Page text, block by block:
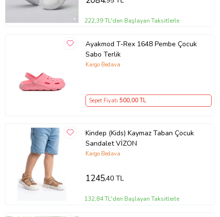
222,39 TL'den Başlayan Taksitlerle
Ayakmod T-Rex 1648 Pembe Çocuk
Sabo Terlik
Kargo Bedava
Sepet Fiyatı 500,00 TL
Kindep (Kids) Kaymaz Taban Çocuk
Sandalet VİZON
Kargo Bedava
1245,40 TL
132,84 TL'den Başlayan Taksitlerle